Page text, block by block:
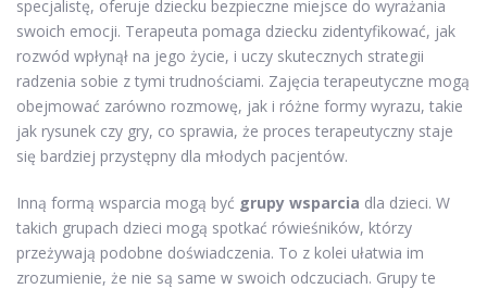
specjalistę, oferuje dziecku bezpieczne miejsce do wyrażania
swoich emocji. Terapeuta pomaga dziecku zidentyfikować, jak
rozwód wpłynął na jego życie, i uczy skutecznych strategii
radzenia sobie z tymi trudnościami. Zajęcia terapeutyczne mogą
obejmować zarówno rozmowę, jak i różne formy wyrazu, takie
jak rysunek czy gry, co sprawia, że proces terapeutyczny staje
się bardziej przystępny dla młodych pacjentów.
Inną formą wsparcia mogą być grupy wsparcia dla dzieci. W
takich grupach dzieci mogą spotkać rówieśników, którzy
przeżywają podobne doświadczenia. To z kolei ułatwia im
zrozumienie, że nie są same w swoich odczuciach. Grupy te